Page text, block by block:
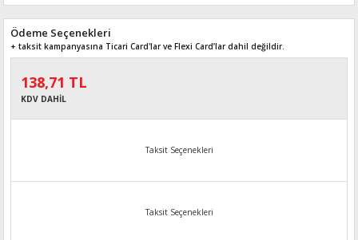
Ödeme Seçenekleri
+ taksit kampanyasına Ticari Card'lar ve Flexi Card’lar dahil değildir.
138,71 TL
KDV DAHİL
Taksit Seçenekleri
Taksit Seçenekleri